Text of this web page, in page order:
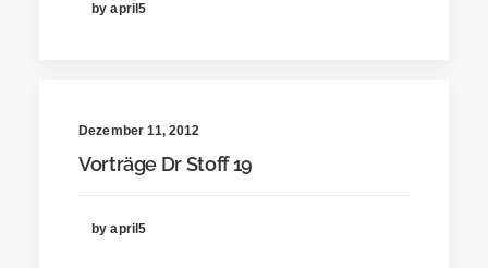
by april5
Dezember 11, 2012
Vorträge Dr Stoff 19
by april5